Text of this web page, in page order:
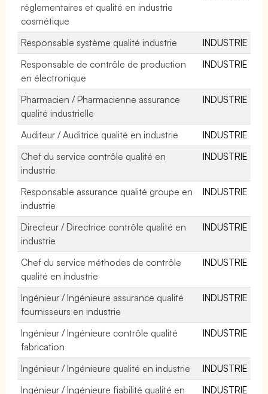
réglementaires et qualité en industrie
cosmétique
Responsable système qualité industrie
INDUSTRIE
Responsable de contrôle de production
en électronique
INDUSTRIE
Pharmacien / Pharmacienne assurance
qualité industrielle
INDUSTRIE
Auditeur / Auditrice qualité en industrie
INDUSTRIE
Chef du service contrôle qualité en
industrie
INDUSTRIE
Responsable assurance qualité groupe en
industrie
INDUSTRIE
Directeur / Directrice contrôle qualité en
industrie
INDUSTRIE
Chef du service méthodes de contrôle
qualité en industrie
INDUSTRIE
Ingénieur / Ingénieure assurance qualité
fournisseurs en industrie
INDUSTRIE
Ingénieur / Ingénieure contrôle qualité
fabrication
INDUSTRIE
Ingénieur / Ingénieure qualité en industrie
INDUSTRIE
Ingénieur / Ingénieure fiabilité qualité en
INDUSTRIE